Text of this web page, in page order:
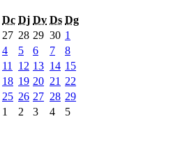
Dc Dj Dv Ds Dg
27 28 29 30 1
4 5 6 7
8
11 12 13 14 15
18 19 20 21 22
25 26 27 28 29
1 2 3 4 5